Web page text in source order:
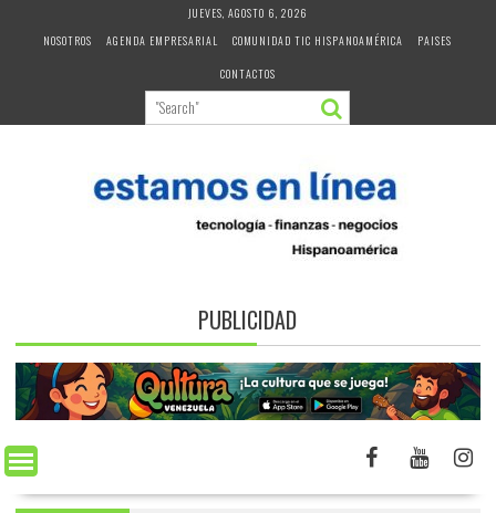
JUEVES, AGOSTO 6, 2026
NOSOTROS
AGENDA EMPRESARIAL COMUNIDAD TIC HISPANOAMÉRICA
PAISES
CONTACTOS
PUBLICIDAD